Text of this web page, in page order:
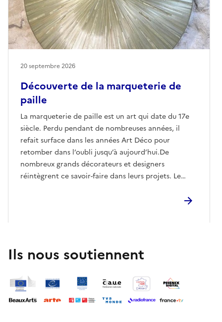
Découverte de la marqueterie de
paille
La marqueterie de paille est un art qui date du 17e
siècle. Perdu pendant de nombreuses années, il
refait surface dans les années Art Déco pour
retomber dans l’oubli jusqu’à aujourd’hui.De
nombreux grands décorateurs et designers
réintègrent ce savoir-faire dans leurs projets. Le
et naturel mais naturellement recouvert de silice,
20 septembre 2026
Ils nous soutiennent